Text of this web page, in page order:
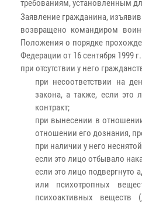
требованиям, установленным
Заявление гражданина,
возвращено командиром
Положения о порядке
Федерации от 16 сентября
при отсутствии у него
при несоответствии на
закона, а также, если это
контракт;
при вынесении в
отношении его дознания,
при наличии у него
если это лицо отбывало
если это лицо подвергнуто
или психотропных
психоактивных веществ